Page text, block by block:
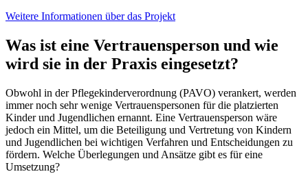
Weitere Informationen über das Projekt
Was ist eine Vertrauensperson und wie
wird sie in der Praxis eingesetzt?
Obwohl in der Pflegekinderverordnung (PAVO) verankert, werden
immer noch sehr wenige Vertrauenspersonen für die platzierten
Kinder und Jugendlichen ernannt. Eine Vertrauensperson wäre
jedoch ein Mittel, um die Beteiligung und Vertretung von Kindern
und Jugendlichen bei wichtigen Verfahren und Entscheidungen zu
fördern. Welche Überlegungen und Ansätze gibt es für eine
Umsetzung?